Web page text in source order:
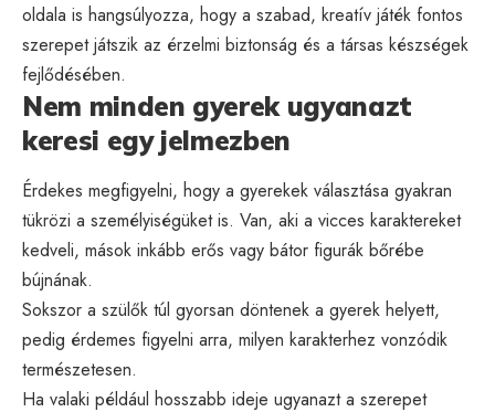
oldala is hangsúlyozza, hogy a szabad, kreatív játék fontos
szerepet játszik az érzelmi biztonság és a társas készségek
fejlődésében.
Nem minden gyerek ugyanazt
keresi egy jelmezben
Érdekes megfigyelni, hogy a gyerekek választása gyakran
tükrözi a személyiségüket is. Van, aki a vicces karaktereket
kedveli, mások inkább erős vagy bátor figurák bőrébe
bújnának.
Sokszor a szülők túl gyorsan döntenek a gyerek helyett,
pedig érdemes figyelni arra, milyen karakterhez vonzódik
természetesen.
Ha valaki például hosszabb ideje ugyanazt a szerepet